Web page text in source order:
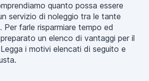
quanto possa essere
servizio di noleggio tra le tante
Per farle risparmiare tempo ed
un elenco di vantaggi per il
i motivi elencati di seguito e